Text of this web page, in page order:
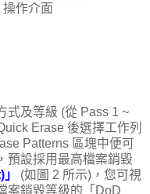
操作介面
式及等級 (從 Pass 1 ~
Erase 後選擇工作列
Patterns 區塊中便可
預設採用最高檔案銷毀
(如圖 2 所示)，您可視
案銷毀等級的「DoD